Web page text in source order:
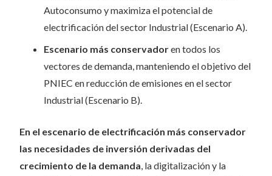
Autoconsumo y maximiza el potencial de
electrificación del sector Industrial (Escenario A).
Escenario más conservadoren todos los
vectores de demanda, manteniendo el objetivo del
PNIEC en reducción de emisiones en el sector
Industrial (Escenario B).
En el escenario de electrificación más conservador
las necesidades de inversión derivadas del
crecimiento de la demanda, la digitalización y la